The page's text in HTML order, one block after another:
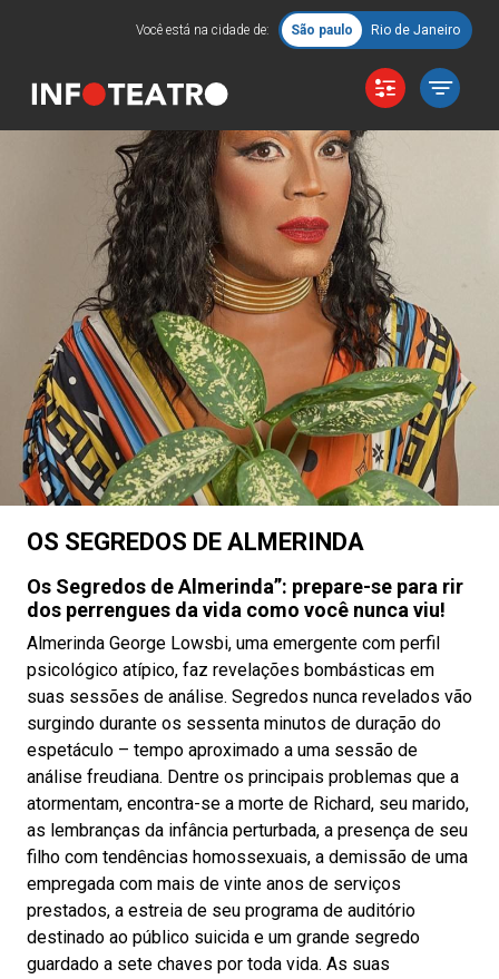
Você está na cidade de: São paulo Rio de Janeiro
OS SEGREDOS DE ALMERINDA
Os Segredos de Almerinda”: prepare-se para rir
dos perrengues da vida como você nunca viu!
Almerinda George Lowsbi, uma emergente com perfil
psicológico atípico, faz revelações bombásticas em
suas sessões de análise. Segredos nunca revelados vão
surgindo durante os sessenta minutos de duração do
espetáculo – tempo aproximado a uma sessão de
análise freudiana. Dentre os principais problemas que a
atormentam, encontra-se a morte de Richard, seu marido,
as lembranças da infância perturbada, a presença de seu
filho com tendências homossexuais, a demissão de uma
empregada com mais de vinte anos de serviços
prestados, a estreia de seu programa de auditório
destinado ao público suicida e um grande segredo
guardado a sete chaves por toda vida. As suas